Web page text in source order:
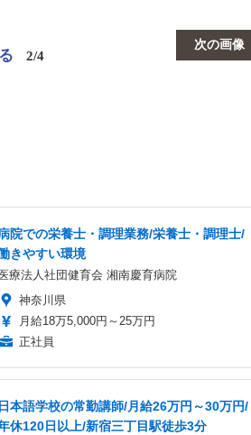
次の画像
2/4
院での栄養士・調理業務/栄養士・調理士/
きやすい環境
療法人社団健育会 湘南慶育病院
神奈川県
月給18万5,000円～25万円
正社員
日本語学校の常勤講師/月給26万円～30万円/
休120日以上/新宿三丁目駅徒歩3分